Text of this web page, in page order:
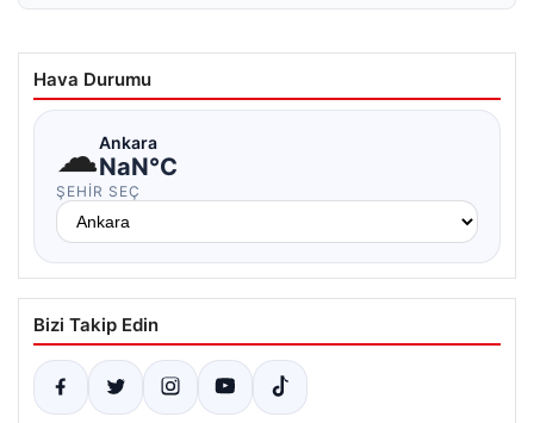
Hava Durumu
☁Ankara
NaN°C
ŞEHIR SEÇ
Bizi Takip Edin